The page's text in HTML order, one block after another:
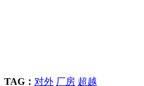
TAG： 对外 厂房 超越